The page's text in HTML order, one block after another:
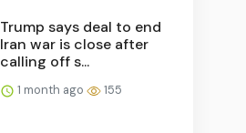
Trump says deal to end
Iran war is close after
calling off s...
1 month ago 155